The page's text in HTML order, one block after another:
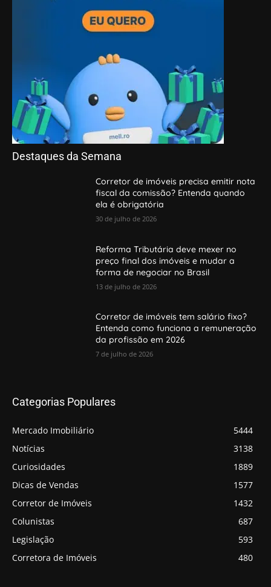
Destaques da Semana
Corretor de imóveis precisa emitir nota
fiscal da comissão? Entenda quando
ela é obrigatória
30 de julho de 2026
Reforma Tributária deve mexer no
preço final dos imóveis e mudar a
forma de negociar no Brasil
13 de julho de 2026
Corretor de imóveis tem salário fixo?
Entenda como funciona a remuneração
da profissão em 2026
7 de julho de 2026
Categorias Populares
Mercado Imobiliário
5444
Notícias
3138
Curiosidades
1889
Dicas de Vendas
1577
Corretor de Imóveis
1432
Colunistas
687
Legislação
593
Corretora de Imóveis
480